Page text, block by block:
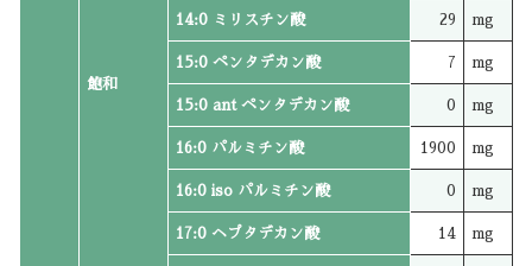
飽和
14:0 ミリスチン酸 29 mg
15:0 ペンタデカン酸 7 mg
15:0 ant ペンタデカン酸 0 mg
16:0 パルミチン酸 1900 mg
16:0 iso パルミチン酸 0 mg
17:0 ヘプタデカン酸 14 mg